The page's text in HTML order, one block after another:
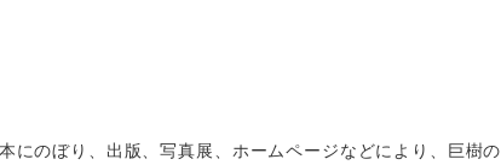
のぼり、出版、写真展、ホームページなどにより、巨樹の